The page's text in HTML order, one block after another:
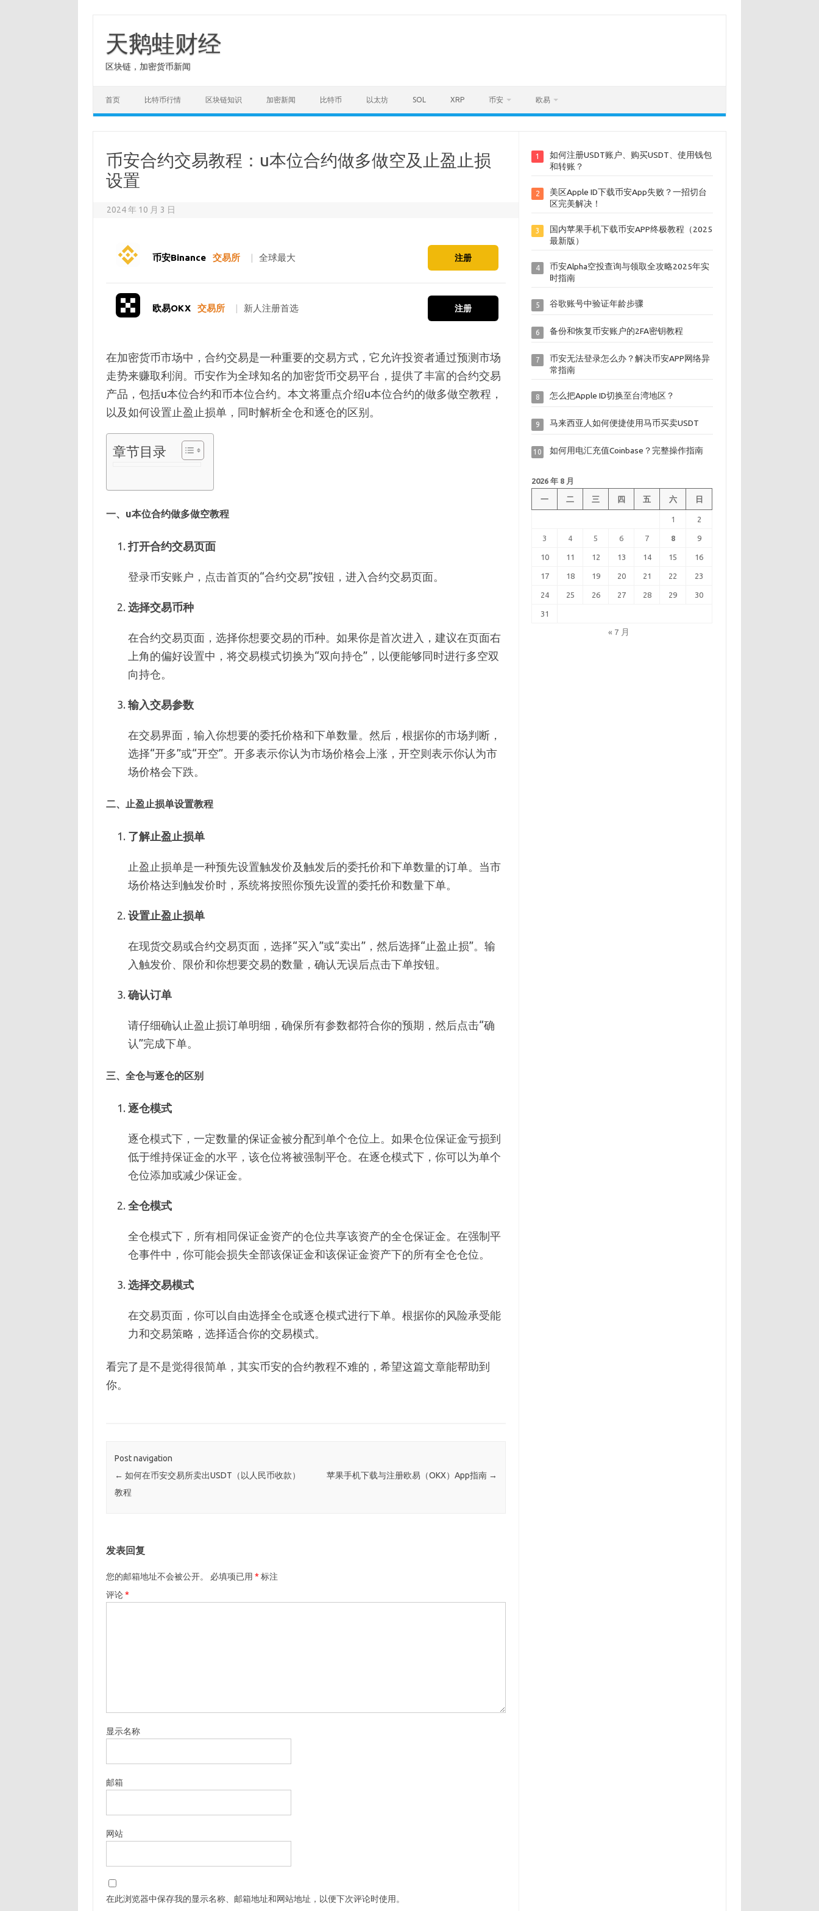
content
天鹅蛙财经
区块链，加密货币新闻
首页 比特币行情 区块链知识 加密新闻 比特币 以太坊 SOL XRP 币安 欧易
币安合约交易教程：u本位合约做多做空及止盈止损
设置
2024 年 10 月 3 日
币安Binance 交易所 | 全球最大 注册
欧易OKX 交易所 | 新人注册首选 注册
在加密货币市场中，合约交易是一种重要的交易方式，它允许投资者通过预测市场
走势来赚取利润。币安作为全球知名的加密货币交易平台，提供了丰富的合约交易
产品，包括u本位合约和币本位合约。本文将重点介绍u本位合约的做多做空教程，
以及如何设置止盈止损单，同时解析全仓和逐仓的区别。
章节目录
一、u本位合约做多做空教程
打开合约交易页面
登录币安账户，点击首页的“合约交易”按钮，进入合约交易页面。
选择交易币种
在合约交易页面，选择你想要交易的币种。如果你是首次进入，建议在页面右
上角的偏好设置中，将交易模式切换为“双向持仓”，以便能够同时进行多空双
向持仓。
输入交易参数
在交易界面，输入你想要的委托价格和下单数量。然后，根据你的市场判断，
选择“开多”或“开空”。开多表示你认为市场价格会上涨，开空则表示你认为市
场价格会下跌。
二、止盈止损单设置教程
了解止盈止损单
止盈止损单是一种预先设置触发价及触发后的委托价和下单数量的订单。当市
场价格达到触发价时，系统将按照你预先设置的委托价和数量下单。
设置止盈止损单
在现货交易或合约交易页面，选择“买入”或“卖出”，然后选择“止盈止损”。输
入触发价、限价和你想要交易的数量，确认无误后点击下单按钮。
确认订单
请仔细确认止盈止损订单明细，确保所有参数都符合你的预期，然后点击“确
认”完成下单。
三、全仓与逐仓的区别
逐仓模式
逐仓模式下，一定数量的保证金被分配到单个仓位上。如果仓位保证金亏损到
低于维持保证金的水平，该仓位将被强制平仓。在逐仓模式下，你可以为单个
仓位添加或减少保证金。
全仓模式
全仓模式下，所有相同保证金资产的仓位共享该资产的全仓保证金。在强制平
仓事件中，你可能会损失全部该保证金和该保证金资产下的所有全仓仓位。
选择交易模式
在交易页面，你可以自由选择全仓或逐仓模式进行下单。根据你的风险承受能
力和交易策略，选择适合你的交易模式。
看完了是不是觉得很简单，其实币安的合约教程不难的，希望这篇文章能帮助到
你。
Post navigation
← 如何在币安交易所卖出USDT（以人民币收款）
教程
苹果手机下载与注册欧易（OKX）App指南 →
发表回复
您的邮箱地址不会被公开。 必填项已用 * 标注
评论*
显示名称
邮箱
网站
在此浏览器中保存我的显示名称、邮箱地址和网站地址，以便下次评论时使用。
1
如何注册USDT账户、购买USDT、使用钱包
和转账？
2
美区Apple ID下载币安App失败？一招切台
区完美解决！
3
国内苹果手机下载币安APP终极教程（2025
最新版）
4
币安Alpha空投查询与领取全攻略2025年实
时指南
5 谷歌账号中验证年龄步骤
6 备份和恢复币安账户的2FA密钥教程
7
币安无法登录怎么办？解决币安APP网络异
常指南
8 怎么把Apple ID切换至台湾地区？
9 马来西亚人如何便捷使用马币买卖USDT
10 如何用电汇充值Coinbase？完整操作指南
2026 年 8 月
一 二 三 四 五 六 日
1 2
3 4 5 6 7 8 9
10 11 12 13 14 15 16
17 18 19 20 21 22 23
24 25 26 27 28 29 30
31
« 7 月